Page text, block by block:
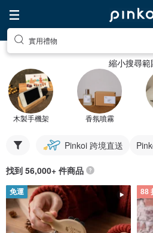
實用禮物
縮小搜尋範
木製手機架 香氛噴霧
Pinkoi 跨境直送
找到 56,000+ 件商品
免運 88